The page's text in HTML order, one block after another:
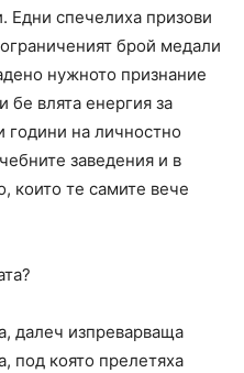
Едни спечелиха призови
брой медали
нужното признание
бе влята енергия за
години на личностно
заведения и в
които те самите вече
далеч изпреварваща
под която прелетяха